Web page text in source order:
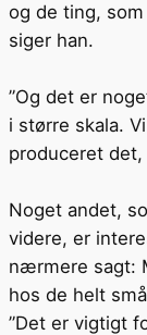
og de ting,
siger han.
”Og det er
i større skala.
produceret det,
Noget andet,
videre, er
nærmere sagt:
hos de helt
”Det er vigtigt